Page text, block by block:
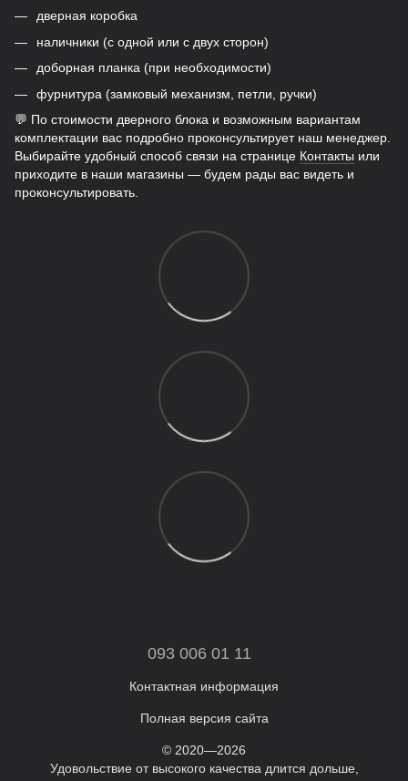
дверная коробка
наличники (с одной или с двух сторон)
доборная планка (при необходимости)
фурнитура (замковый механизм, петли, ручки)
💬 По стоимости дверного блока и возможным вариантам
комплектации вас подробно проконсультирует наш менеджер.
Выбирайте удобный способ связи на странице Контакты или
приходите в наши магазины — будем рады вас видеть и
проконсультировать.
093 006 01 11
Контактная информация
Полная версия сайта
© 2020—2026
Удовольствие от высокого качества длится дольше,